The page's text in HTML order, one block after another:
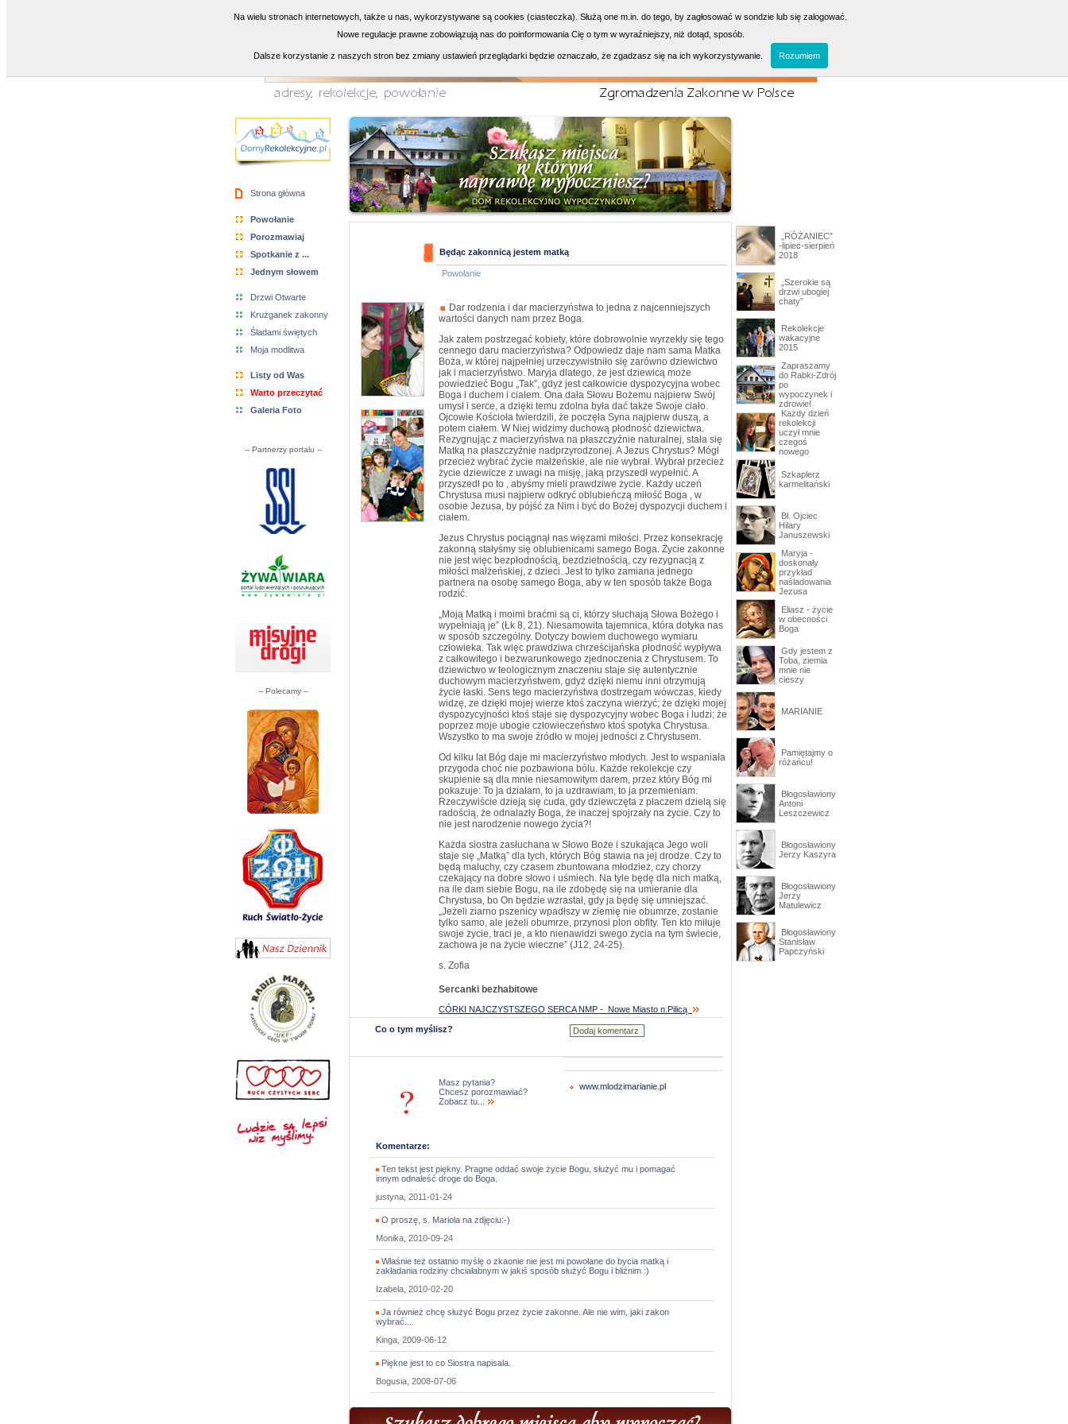
Strona główna
Powołanie
Porozmawiaj
Spotkanie z ...
Jednym słowem
Drzwi Otwarte
Krużganek zakonny
Śladami świętych
Moja modlitwa
Listy od Was
Warto przeczytać
Galeria Foto
-- Partnerzy portalu --
-- Polecamy --
Będąc zakonnicą jestem matką
Powołanie
Dar rodzenia i dar macierzyństwa to jedna z najcenniejszych
wartości danych nam przez Boga.
Jak zatem postrzegać kobiety, które dobrowolnie wyrzekły się tego
cennego daru macierzyństwa? Odpowiedz daje nam sama Matka
Boża, w której najpełniej urzeczywistniło się zarówno dziewictwo
jak i macierzyństwo. Maryja dlatego, że jest dziewicą może
powiedzieć Bogu „Tak”, gdyż jest całkowicie dyspozycyjna wobec
Boga i duchem i ciałem. Ona dała Słowu Bożemu najpierw Swój
umysł i serce, a dzięki temu zdolna była dać także Swoje ciało.
Ojcowie Kościoła twierdzili, że poczęła Syna najpierw duszą, a
potem ciałem. W Niej widzimy duchową płodność dziewictwa.
Rezygnując z macierzyństwa na płaszczyźnie naturalnej, stała się
Matką na płaszczyźnie nadprzyrodzonej. A Jezus Chrystus? Mógł
przecież wybrać życie małżeńskie, ale nie wybrał. Wybrał przecież
życie dziewicze z uwagi na misję, jaką przyszedł wypełnić. A
przyszedł po to , abyśmy mieli prawdziwe życie. Każdy uczeń
Chrystusa musi najpierw odkryć oblubieńczą miłość Boga , w
osobie Jezusa, by pójść za Nim i być do Bożej dyspozycji duchem i
ciałem.
Jezus Chrystus pociągnął nas więzami miłości. Przez konsekrację
zakonną stałyśmy się oblubienicami samego Boga. Życie zakonne
nie jest więc bezpłodnością, bezdzietnością, czy rezygnacją z
miłości małżeńskiej, z dzieci. Jest to tylko zamiana jednego
partnera na osobę samego Boga, aby w ten sposób także Boga
rodzić.
„Moją Matką i moimi braćmi są ci, którzy słuchają Słowa Bożego i
wypełniają je” (Łk 8, 21). Niesamowita tajemnica, która dotyka nas
w sposób szczególny. Dotyczy bowiem duchowego wymiaru
człowieka. Tak więc prawdziwa chrześcijańska płodność wypływa
z całkowitego i bezwarunkowego zjednoczenia z Chrystusem. To
dziewictwo w teologicznym znaczeniu staje się autentycznie
duchowym macierzyństwem, gdyż dzięki niemu inni otrzymują
życie łaski. Sens tego macierzyństwa dostrzegam wówczas, kiedy
widzę, ze dzięki mojej wierze ktoś zaczyna wierzyć; że dzięki mojej
dyspozycyjności ktoś staje się dyspozycyjny wobec Boga i ludzi; że
poprzez moje ubogie człowieczeństwo ktoś spotyka Chrystusa.
Wszystko to ma swoje źródło w mojej jedności z Chrystusem.
Od kilku lat Bóg daje mi macierzyństwo młodych. Jest to wspaniała
przygoda choć nie pozbawiona bólu. Każde rekolekcje czy
skupienie są dla mnie niesamowitym darem, przez który Bóg mi
pokazuje: To ja działam, to ja uzdrawiam, to ja przemieniam.
Rzeczywiście dzieją się cuda, gdy dziewczęta z płaczem dzielą się
radością, że odnalazły Boga, że inaczej spojrzały na życie. Czy to
nie jest narodzenie nowego życia?!
Każda siostra zasłuchana w Słowo Boże i szukająca Jego woli
staje się „Matką” dla tych, których Bóg stawia na jej drodze. Czy to
będą maluchy, czy czasem zbuntowana młodzież, czy chorzy
czekający na dobre słowo i uśmiech. Na tyle będę dla nich matką,
na ile dam siebie Bogu, na ile zdobędę się na umieranie dla
Chrystusa, bo On będzie wzrastał, gdy ja będę się umniejszać.
„Jeżeli ziarno pszenicy wpadłszy w ziemię nie obumrze, zostanie
tylko samo, ale jeżeli obumrze, przynosi plon obfity. Ten kto miłuje
swoje życie, traci je, a kto nienawidzi swego życia na tym świecie,
zachowa je na życie wieczne” (J12, 24-25).
s. Zofia
Sercanki bezhabitowe
CÓRKI NAJCZYSTSZEGO SERCA NMP - Nowe Miasto n.Pilicą
Co o tym myślisz?
Masz pytania?
Chcesz porozmawiać?
Zobacz tu...
www.mlodzimarianie.pl
Komentarze:
Ten tekst jest piękny. Pragne oddać swoje życie Bogu, służyć mu i pomagać
innym odnaleść droge do Boga.
justyna, 2011-01-24
O proszę, s. Mariola na zdjęciu:-)
Monika, 2010-09-24
Właśnie też ostatnio myślę o zkaonie nie jest mi powołane do bycia matką i
zakładania rodziny chciałabnym w jakiś sposób służyć Bogu i bliźnim :)
Izabela, 2010-02-20
Ja również chcę służyć Bogu przez życie zakonne. Ale nie wim, jaki zakon
wybrać...
Kinga, 2009-06-12
Piękne jest to co Siostra napisala.
Bogusia, 2008-07-06
„RÓŻANIEC”
-lipiec-sierpień
2018
„Szerokie są
drzwi ubogiej
chaty”
Rekolekcje
wakacyjne
2015
Zapraszamy
do Rabki-Zdrój
po
wypoczynek i
zdrowie!
Każdy dzień
rekolekcji
uczył mnie
czegoś
nowego
Szkaplerz
karmelitański
Bł. Ojciec
Hilary
Januszewski
Maryja -
doskonały
przykład
naśladowania
Jezusa
Eliasz - życie
w obecności
Boga
Gdy jestem z
Toba, ziemia
mnie nie
cieszy
MARIANIE
Pamiętajmy o
różańcu!
Błogosławiony
Antoni
Leszczewicz
Błogosławiony
Jerzy Kaszyra
Błogosławiony
Jerzy
Matulewicz
Błogosławiony
Stanisław
Papczyński
Na wielu stronach internetowych, także u nas, wykorzystywane są cookies (ciasteczka). Służą one m.in. do tego, by zagłosować w sondzie lub się zalogować.
Nowe regulacje prawne zobowiązują nas do poinformowania Cię o tym w wyraźniejszy, niż dotąd, sposób.
Dalsze korzystanie z naszych stron bez zmiany ustawień przeglądarki będzie oznaczało, że zgadzasz się na ich wykorzystywanie. Rozumiem